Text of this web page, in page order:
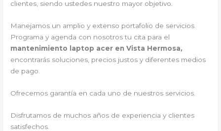
clientes, siendo ustedes nuestro mayor objetivo.
Manejamos un amplio y extenso portafolio de servicios.
Programa y agenda con nosotros tu cita para el
mantenimiento laptop acer en Vista Hermosa,
encontrarás soluciones, precios justos y diferentes medios
de pago.
Ofrecemos garantía en cada uno de nuestros servicios.
Disfrutamos de muchos años de experiencia y clientes
satisfechos.